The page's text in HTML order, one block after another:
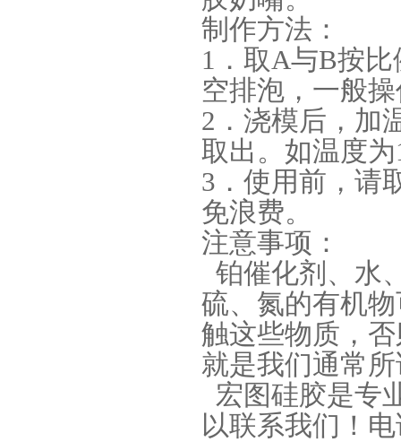
制作方法：
1．取A与B按
空排泡，一般
2．浇模后，加
取出。如温度
3．使用前，请
免浪费。
注意事项：
铂催化剂、水
硫、氮的有机
触这些物质，
就是我们通常
宏图硅胶是专
以联系我们！电